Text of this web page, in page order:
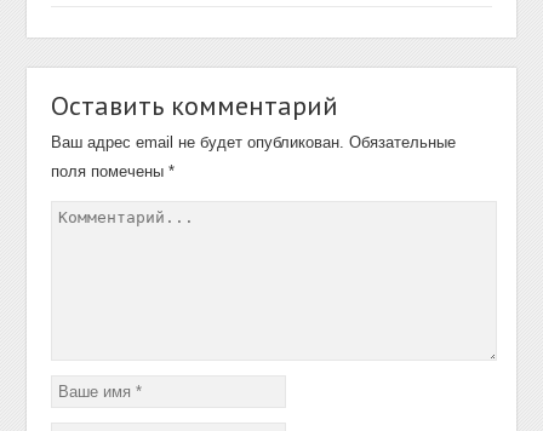
Оставить комментарий
Ваш адрес email не будет опубликован. Обязательные
поля помечены*